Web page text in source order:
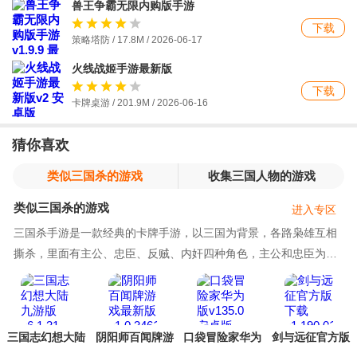
兽王争霸无限内购版手游
策略塔防 / 17.8M / 2026-06-17
下载
火线战姬手游最新版
卡牌桌游 / 201.9M / 2026-06-16
下载
猜你喜欢
类似三国杀的游戏 收集三国人物的游戏
类似三国杀的游戏
三国杀手游是一款经典的卡牌手游，以三国为背景，各路枭雄互相
撕杀，里面有主公、忠臣、反贼、内奸四种角色，主公和忠臣为同
一阵营，其他两个各自为营，互相厮杀。三国杀讲
进入专区
三国志幻想大陆
阴阳师百闻牌游
口袋冒险家华为
剑与远征官方版